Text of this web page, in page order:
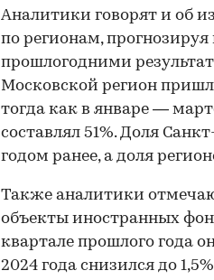
Аналитики говорят и об
по регионам,
прошлогодними
Московской регион
тогда как в январе —
составлял 51%. Доля
годом ранее, а доля
Также аналитики
объекты иностранных
квартале прошлого года
2024 года снизился до